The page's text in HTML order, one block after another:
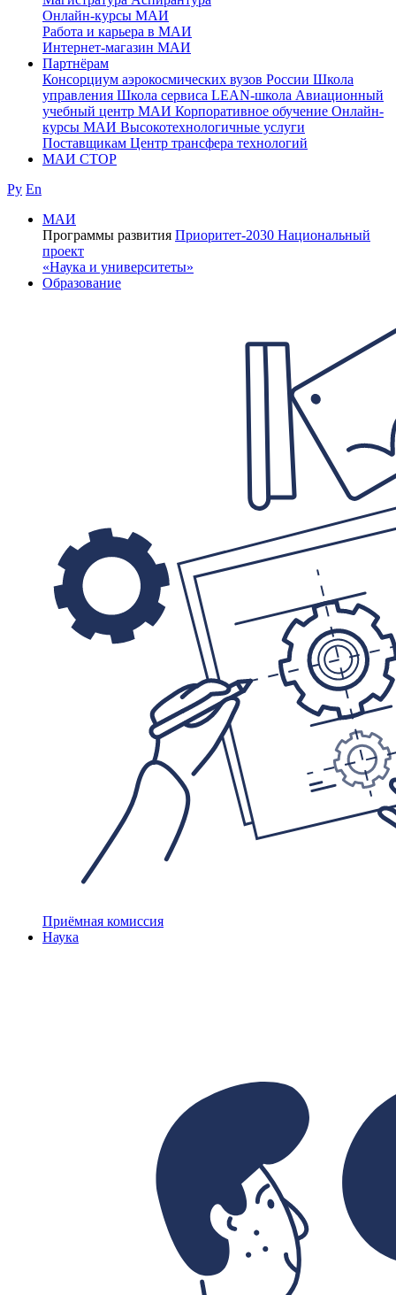
Онлайн-курсы МАИ
Работа и карьера в МАИ
Интернет-магазин МАИ
Партнёрам
Консорциум аэрокосмических вузов России Школа
управления Школа сервиса LEAN-школа Авиационный
учебный центр МАИ Корпоративное обучение Онлайн-
курсы МАИ Высокотехнологичные услуги
Поставщикам Центр трансфера технологий
МАИ СТОР
Ру En
МАИ
Программы развития Приоритет-2030 Национальный
проект
«Наука и университеты»
Образование
Приёмная комиссия
Наука